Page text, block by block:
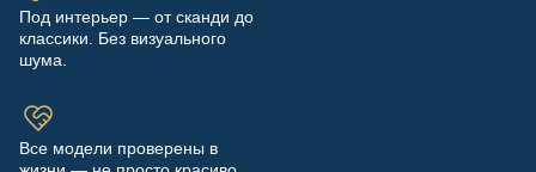
Под интерьер — от сканди до
классики. Без визуального
шума.
Все модели проверены в